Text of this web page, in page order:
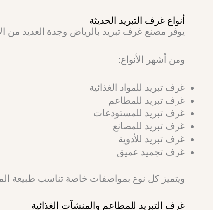
أنواع غرف التبريد الحديثة
يوفر مصنع غرف تبريد بالرياض وجدة العديد من
ومن أشهر الأنواع:
غرف تبريد للمواد الغذائية
غرف تبريد للمطاعم
غرف تبريد للمستودعات
غرف تبريد للمصانع
غرف تبريد للأدوية
غرف تجميد عميق
ويتميز كل نوع بمواصفات خاصة تناسب طبيعة
غرف التبريد للمطاعم والمنشآت الغذائية